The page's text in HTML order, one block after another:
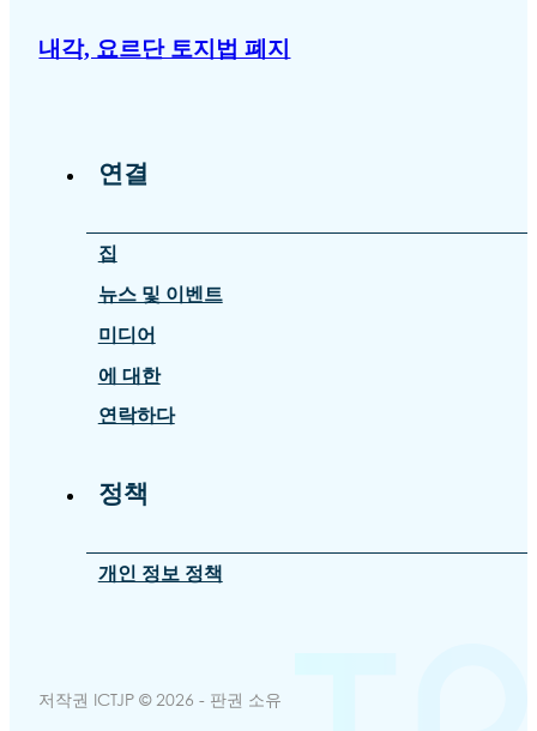
내각, 요르단 토지법 폐지
연결
집
뉴스 및 이벤트
미디어
에 대한
연락하다
정책
개인 정보 정책
저작권 ICTJP © 2026 - 판권 소유